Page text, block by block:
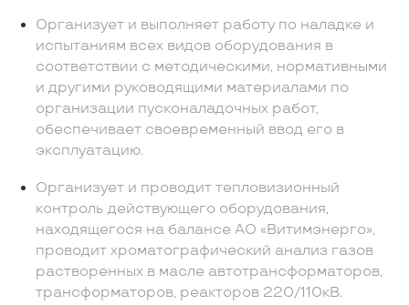
Организует и выполняет работу по наладке и
испытаниям всех видов оборудования в
соответствии с методическими, нормативными
и другими руководящими материалами по
организации пусконаладочных работ,
обеспечивает своевременный ввод его в
эксплуатацию.
Организует и проводит тепловизионный
контроль действующего оборудования,
находящегося на балансе АО «Витимэнерго»,
проводит хроматографический анализ газов
растворенных в масле автотрансформаторов,
трансформаторов, реакторов 220/110кВ.